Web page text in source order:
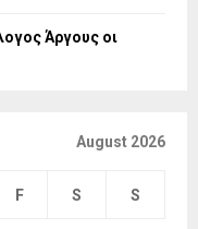
Άργους οι
August 2026
F S S